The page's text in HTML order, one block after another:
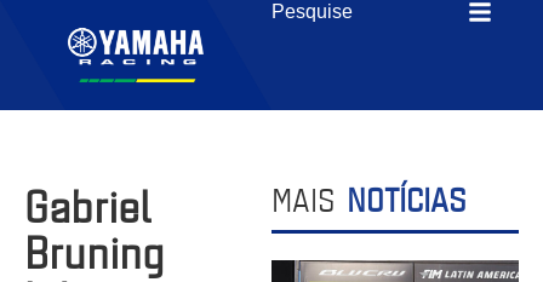
Gabriel
Bruning
MAIS NOTÍCIAS